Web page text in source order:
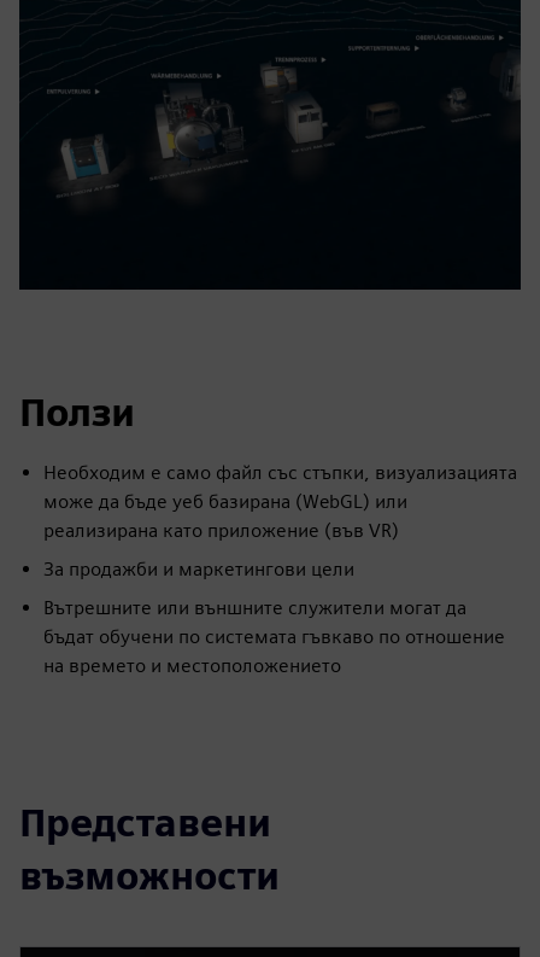
Ползи
Необходим е само файл със стъпки, визуализацията
може да бъде уеб базирана (WebGL) или
реализирана като приложение (във VR)
За продажби и маркетингови цели
Вътрешните или външните служители могат да
бъдат обучени по системата гъвкаво по отношение
на времето и местоположението
Представени
възможности